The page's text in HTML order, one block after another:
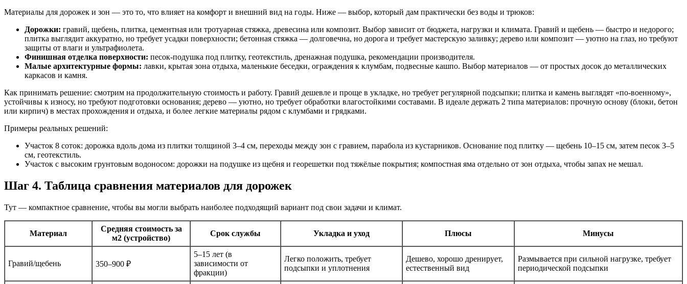
Материалы для дорожек и зон — это то, что влияет на комфорт и внешний вид на годы. Ниже — выбор, который дам практически без воды и трюков:
Дорожки: гравий, щебень, плитка, цементная или тротуарная стяжка, древесина или композит. Выбор зависит от бюджета, нагрузки и климата. Гравий и щебень — быстро и недорого;
плитка выглядит аккуратно, но требует усадки поверхности; бетонная стяжка — долговечна, но дорога и требует мастерскую заливку; дерево или композит — уютно на глаз, но требуют
защиты от влаги и ультрафиолета.
Финишная отделка поверхности: песок-подушка под плитку, геотекстиль, дренажная подушка, рекомендации производителя.
Малые архитектурные формы: лавки, крытая зона отдыха, маленькие беседки, ограждения к клумбам, подвесные кашпо. Выбор материалов — от простых досок до металлических
каркасов и камня.
Как принимать решение: смотрим на продолжительную стоимость и работу. Гравий дешевле и проще в укладке, но требует регулярной подсыпки; плитка и камень выглядят «по-военному»,
устойчивы к износу, но требуют подготовки основания; дерево — уютно, но требует обработки влагостойкими составами. В идеале держать 2 типа материалов: прочную основу (блоки, бетон
или кирпич) в местах прохождения и отдыха, и более легкие материалы рядом с клумбами и грядками.
Примеры реальных решений:
Участок 8 соток: дорожка вдоль дома из плитки толщиной 3–4 см, переходы между зон с гравием, парабола из кустарников. Основание под плитку — щебень 10–15 см, затем песок 3–5
см, геотекстиль.
Участок с высоким грунтовым водоносом: дорожки на подушке из щебня и георешетки под тяжёлые покрытия; компостная яма отдельно от зон отдыха, чтобы запах не мешал.
Шаг 4. Таблица сравнения материалов для дорожек
Тут — компактное сравнение, чтобы вы могли выбрать наиболее подходящий вариант под свои задачи и климат.
Материал
Средняя стоимость за
м2 (устройство)
Срок службы Укладка и уход Плюсы Минусы
Гравий/щебень 350–900 ₽
5–15 лет (в
завиcимости от
фракции)
Легко положить, требует
подсыпки и уплотнения
Дешево, хорошо дренирует,
естественный вид
Размывается при сильной нагрузке, требует
периодической подсыпки